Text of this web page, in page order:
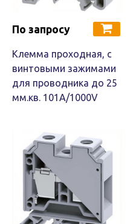
По запросу
Клемма проходная, c
винтовыми зажимами
для проводника до 25
мм.кв. 101A/1000V